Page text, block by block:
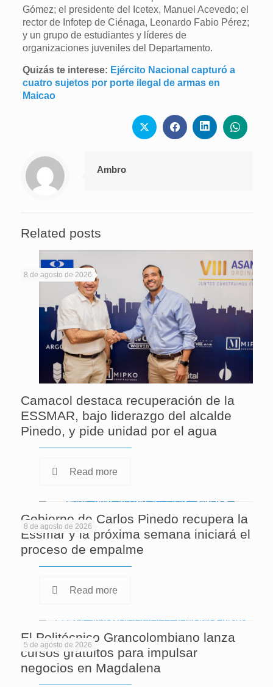
Gómez; el presidente del Icetex, Manuel Acevedo; el
rector de Infotep de Ciénaga, Leonardo Fabio Pérez;
y un grupo de estudiantes y líderes de
organizaciones juveniles del Departamento.
Quizás te interese: Ejército Nacional capturó a
cuatro sujetos por porte ilegal de armas en
Maicao
Ambro
Related posts
8 de agosto de 2026
Camacol destaca recuperación de la
ESSMAR, bajo liderazgo del alcalde
Pinedo, y pide unidad por el agua
Read more
8 de agosto de 2026
Gobierno de Carlos Pinedo recupera la
Essmar y la próxima semana iniciará el
proceso de empalme
Read more
5 de agosto de 2026
El Politécnico Grancolombiano lanza
cursos gratuitos para impulsar
negocios en Magdalena